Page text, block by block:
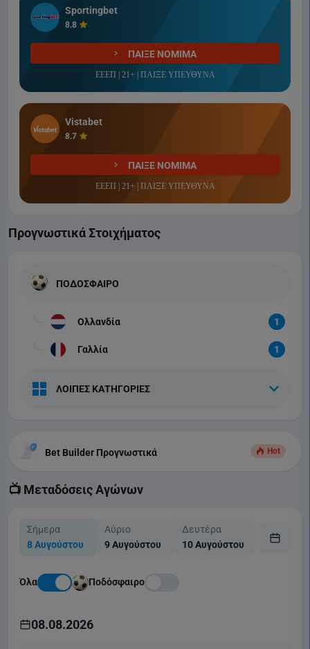
Sportingbet
8.8
ΠΑΙΞΕ ΝΟΜΙΜΑ
ΕΕΕΠ | 21+ | ΠΑΙΞΕ ΥΠΕΥΘΥΝΑ
Vistabet
8.7
ΠΑΙΞΕ ΝΟΜΙΜΑ
ΕΕΕΠ | 21+ | ΠΑΙΞΕ ΥΠΕΥΘΥΝΑ
Προγνωστικά Στοιχήματος
ΠΟΔΟΣΦΑΙΡΟ
Ολλανδία 1
Γαλλία 1
ΛΟΙΠΕΣ ΚΑΤΗΓΟΡΙΕΣ
Bet Builder Προγνωστικά Hot
📺 Μεταδόσεις Αγώνων
Σήμερα
8 Αυγούστου
Αύριο
9 Αυγούστου
Δευτέρα
10 Αυγούστου
11
Όλα Ποδόσφαιρο
08.08.2026